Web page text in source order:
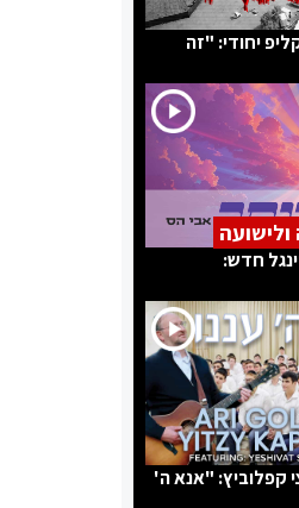
יחודי: "זה
חדש:
קפלוביץ: "אנא ה'